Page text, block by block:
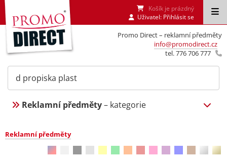
Promo Direct – reklamní předměty
info@promodirect.cz
tel. 776 706 777
Košík je prázdný
Uživatel: Přihlásit se
Reklamní předměty– kategorie
Reklamní předměty